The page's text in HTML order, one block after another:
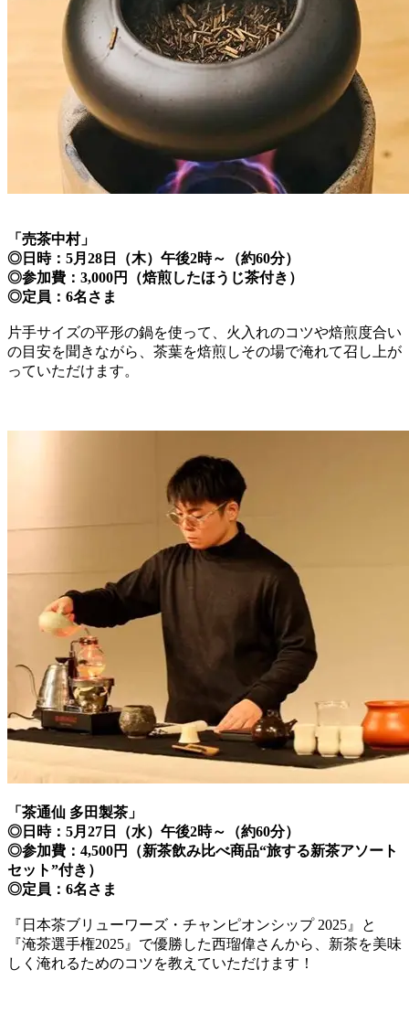
「売茶中村」
◎日時：5月28日（木）午後2時～（約60分）
◎参加費：3,000円（焙煎したほうじ茶付き）
◎定員：6名さま
片手サイズの平形の鍋を使って、火入れのコツや焙煎度合い
の目安を聞きながら、茶葉を焙煎しその場で淹れて召し上が
っていただけます。
「茶通仙 多田製茶」
◎日時：5月27日（水）午後2時～（約60分）
◎参加費：4,500円（新茶飲み比べ商品“旅する新茶アソート
セット”付き）
◎定員：6名さま
『日本茶ブリューワーズ・チャンピオンシップ 2025』と
『淹茶選手権2025』で優勝した西瑠偉さんから、新茶を美味
しく淹れるためのコツを教えていただけます！